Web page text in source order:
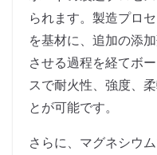
られます。製造プロ
を基材に、追加の添
させる過程を経てボ
スで耐火性、強度、
とが可能です。
さらに、マグネシウ